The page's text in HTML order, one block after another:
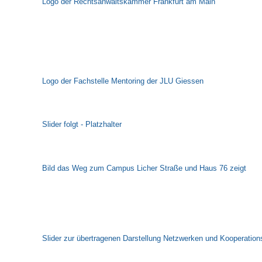
Logo der Fachstelle Mentoring der JLU Giessen
Slider folgt - Platzhalter
Bild das Weg zum Campus Licher Straße und Haus 76 zeigt
Slider zur übertragenen Darstellung Netzwerken und